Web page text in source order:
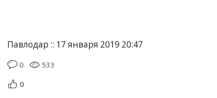
Павлодар :: 17 января 2019 20:47
0
533
0